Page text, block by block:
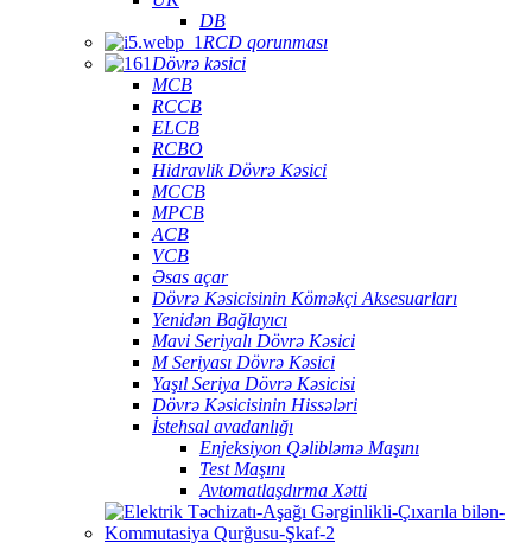
DB
RCD qorunması
Dövrə kəsici
MCB
RCCB
ELCB
RCBO
Hidravlik Dövrə Kəsici
MCCB
MPCB
ACB
VCB
Əsas açar
Dövrə Kəsicisinin Köməkçi Aksesuarları
Yenidən Bağlayıcı
Mavi Seriyalı Dövrə Kəsici
M Seriyası Dövrə Kəsici
Yaşıl Seriya Dövrə Kəsicisi
Dövrə Kəsicisinin Hissələri
İstehsal avadanlığı
Enjeksiyon Qəlibləmə Maşını
Test Maşını
Avtomatlaşdırma Xətti